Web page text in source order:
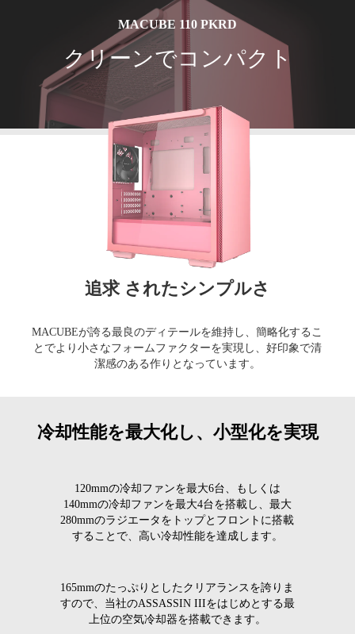
MACUBE 110 PKRD
クリーンでコンパクト
追求 されたシンプルさ
MACUBEが誇る最良のディテールを維持し、簡略化するこ
とでより小さなフォームファクターを実現し、好印象で清
潔感のある作りとなっています。
冷却性能を最大化し、小型化を実現
120mmの冷却ファンを最大6台、もしくは
140mmの冷却ファンを最大4台を搭載し、最大
280mmのラジエータをトップとフロントに搭載
することで、高い冷却性能を達成します。
165mmのたっぷりとしたクリアランスを誇りま
すので、当社のASSASSIN IIIをはじめとする最
上位の空気冷却器を搭載できます。